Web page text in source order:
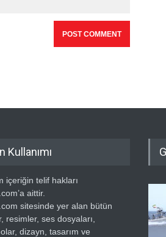
Kullanımı
içeriğin telif hakları
aittir.
sitesinde yer alan bütün
resimler, ses dosyaları,
dizayn, tasarım ve